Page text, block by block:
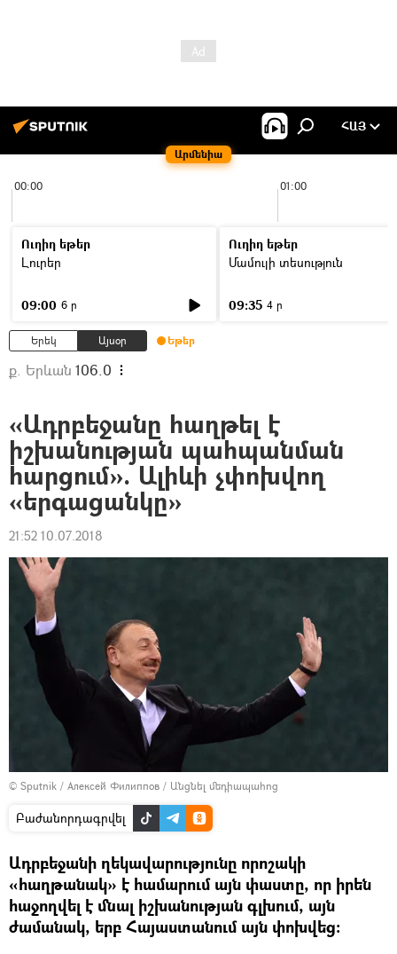
Արմենիա
ՀԱՅ
00:00 01:00
Ուղիղ եթեր
Լուրեր
09:00 6 ր
Ուղիղ եթեր
Մամուլի տեսություն
09:35 4 ր
Երեկ Այսօր Եթեր
ք. Երևան 106.0
«Ադրբեջանը հաղթել է
իշխանության պահպանման
հարցում». Ալիևի չփոխվող
«երգացանկը»
21:52 10.07.2018
© Sputnik / Алексей Филиппов / Անցնել մեդիապահոց
Բաժանորդագրվել
Ադրբեջանի ղեկավարությունը որոշակի
«հաղթանակ» է համարում այն փաստը, որ իրեն
հաջողվել է մնալ իշխանության գլխում, այն
ժամանակ, երբ Հայաստանում այն փոխվեց։